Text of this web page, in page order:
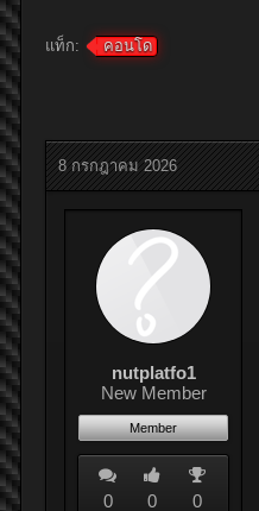
แท็ก: คอนโด
8 กรกฎาคม 2026
nutplatfo1
New Member
Member
0 0 0